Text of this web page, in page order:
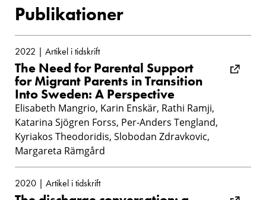
Publikationer
2022 | Artikel i tidskrift
The Need for Parental Support
for Migrant Parents in Transition
Into Sweden: A Perspective
Elisabeth Mangrio, Karin Enskär, Rathi Ramji,
Katarina Sjögren Forss, Per-Anders Tengland,
Kyriakos Theodoridis, Slobodan Zdravkovic,
Margareta Rämgård
2020 | Artikel i tidskrift